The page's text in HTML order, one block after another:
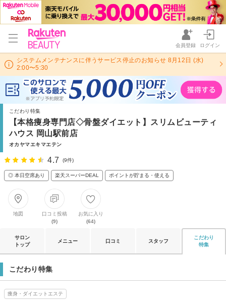
会員登録 ログイン
システムメンテナンスに伴うサービス停止のお知らせ 8月12日 (水)
2:00〜5:30
こだわり特集
【本格痩身専門店◇骨盤ダイエット】スリムビューティ
ハウス 岡山駅前店
オカヤマエキマエテン
4.7 (9件)
◎ 本日空席あり 楽天スーパーDEAL ポイントが貯まる・使える
地図
口コミ投稿
(9)
お気に入り
(64)
サロン
トップ
メニュー 口コミ スタッフ
こだわり
特集
こだわり特集
痩身・ダイエットエステ